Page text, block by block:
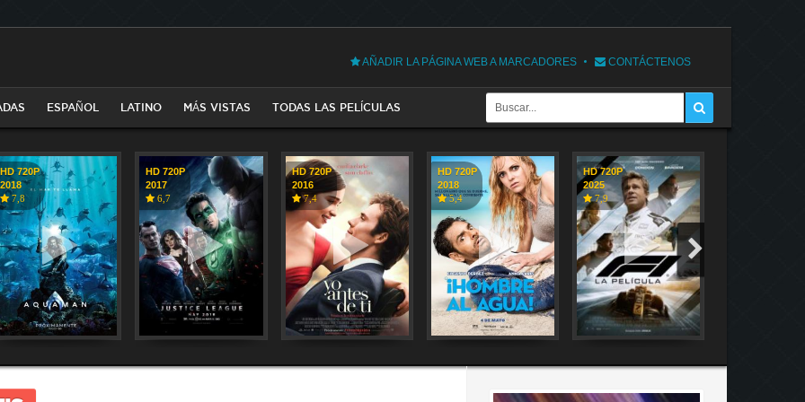
AÑADIR LA PÁGINA WEB A MARCADORES CONTÁCTENOS
ESPAÑOL LATINO MÁS VISTAS TODAS LAS PELÍCULAS
HD 720P
2018
7,8
HD 720P
2017
6,7
HD 720P
2016
7,4
HD 720P
2018
5,4
HD 720P
2025
7,9